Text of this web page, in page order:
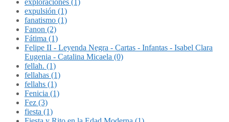
exploraciones (1)
expulsión (1)
fanatismo (1)
Fanon (2)
Fátima (1)
Felipe II - Leyenda Negra - Cartas - Infantas - Isabel Clara
Eugenia - Catalina Micaela (0)
fellah. (1)
fellahas (1)
fellahs (1)
Fenicia (1)
Fez (3)
fiesta (1)